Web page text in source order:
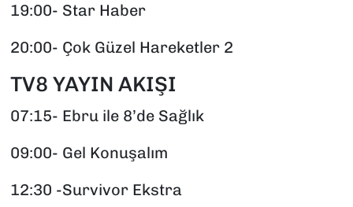
19:00- Star Haber
20:00- Çok Güzel Hareketler 2
TV8 YAYIN AKIŞI
07:15- Ebru ile 8’de Sağlık
09:00- Gel Konuşalım
12:30 -Survivor Ekstra